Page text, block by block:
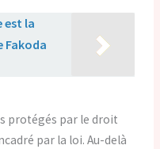
est la
Fakoda
protégés par le droit
par la loi. Au-delà